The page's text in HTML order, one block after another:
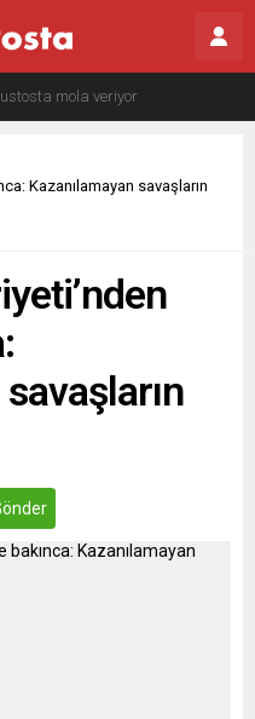
kontrol mü, kolonializm mi?
Kazanılamayan savaşların